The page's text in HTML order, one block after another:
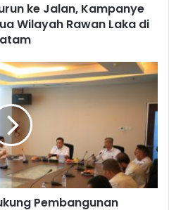
ke Jalan, Kampanye
Wilayah Rawan Laka di
Pembangunan